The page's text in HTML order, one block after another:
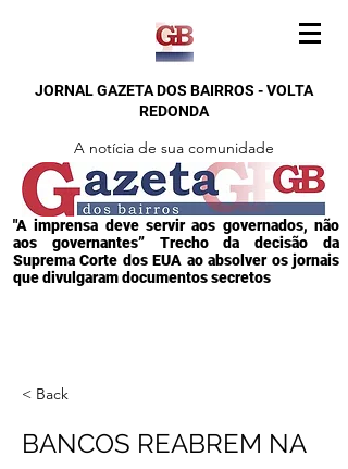
JORNAL GAZETA DOS BAIRROS - VOLTA
REDONDA
A notícia de sua comunidade
"A imprensa deve servir aos governados, não
aos governantes” Trecho da decisão da
Suprema Corte dos EUA ao absolver os jornais
que divulgaram documentos secretos
< Back
BANCOS REABREM NA